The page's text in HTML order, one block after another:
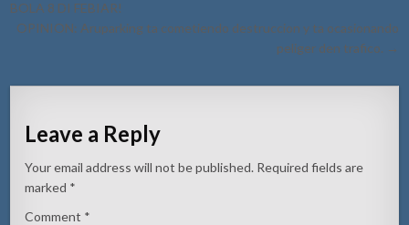
navigation
BOLA 8 DI FEBIAR!
OPINION: Aruparking ta cometiendo destruccion y ta ocasionando
peliger den trafico. →
Leave a Reply
Your email address will not be published. Required fields are
marked *
Comment *